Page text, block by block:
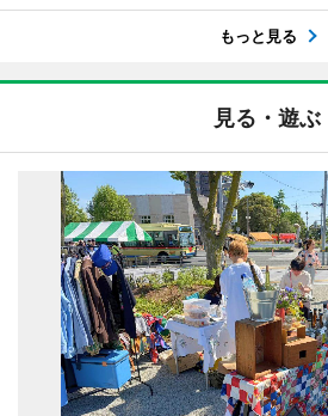
もっと見る
見る・遊ぶ